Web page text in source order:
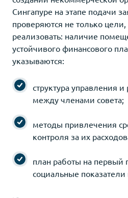
Сингапуре на этапе подачи
проверяются не только цели,
реализовать: наличие
устойчивого финансового
указываются:
структура управления
между членами совета;
методы привлечения
контроля за их
план работы на первый
социальные